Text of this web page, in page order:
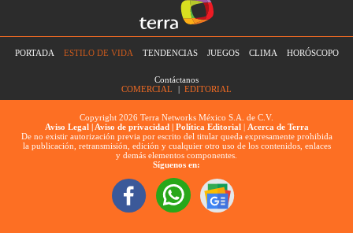
PORTADA ESTILO DE VIDA TENDENCIAS JUEGOS CLIMA HORÓSCOPO
Contáctanos
COMERCIAL
| EDITORIAL
Copyright 2026 Terra Networks México S.A. de C.V.
Aviso Legal | Aviso de privacidad | Política Editorial| Acerca de Terra
De no existir autorización previa por escrito del titular queda expresamente prohibida
la publicación, retransmisión, edición y cualquier otro uso de los contenidos, enlaces
y demás elementos componentes.
Síguenos en: